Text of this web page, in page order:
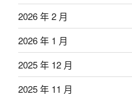
2026 年 2 月
2026 年 1 月
2025 年 12 月
2025 年 11 月